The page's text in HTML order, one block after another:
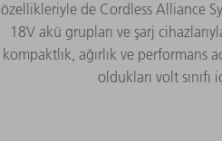
özellikleriyle de Cordless Alliance
18V akü grupları ve şarj
kompaktlık, ağırlık ve
oldukları volt